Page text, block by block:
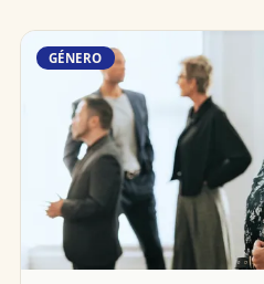
GÉNERO